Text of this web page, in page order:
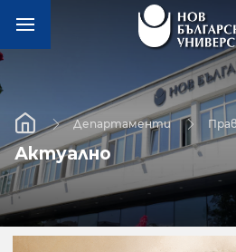
Департаменти
Актуално